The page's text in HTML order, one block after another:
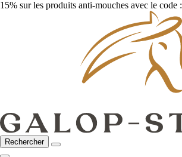
15% sur les produits anti-mouches avec le code :
Rechercher